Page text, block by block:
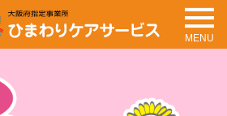
ひまわりケアサービ
ス
MENU